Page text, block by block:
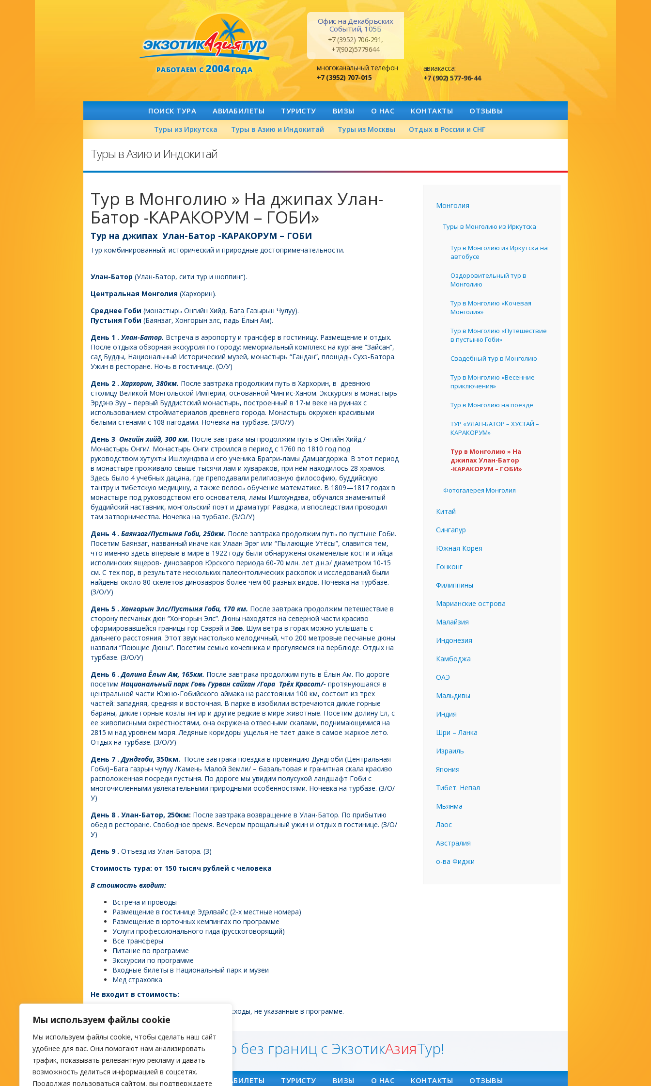
Мы используем файлы cookie
Мы используем файлы cookie, чтобы сделать наш сайт
удобнее для вас. Они помогают нам анализировать
трафик, показывать релевантную рекламу и давать
возможность делиться информацией в соцсетях.
Продолжая пользоваться сайтом, вы подтверждаете
РАБОТАЕМ С2004ГОДА
Офис на Декабрьских
Событий, 105Б
+7 (3952) 706-291,
+7(902)5779644
многоканальный телефон
+7 (3952) 707-015
авиакасса:
+7 (902) 577-96-44
ПОИСК ТУРА АВИАБИЛЕТЫ ТУРИСТУ ВИЗЫ О НАС КОНТАКТЫ ОТЗЫВЫ
Туры из Иркутска Туры в Азию и Индокитай Туры из Москвы Отдых в России и СНГ
Туры в Азию и Индокитай
Тур в Монголию » На джипах Улан-
Батор -КАРАКОРУМ – ГОБИ»
Тур на джипах Улан-Батор -КАРАКОРУМ – ГОБИ
Тур комбинированный: исторический и природные достопримечательности.
Улан-Батор (Улан-Батор, сити тур и шоппинг).
Центральная Монголия (Хархорин).
Среднее Гоби (монастырь Онгийн Хийд, Бага Газырын Чулуу).
Пустыня Гоби (Баянзаг, Хонгорын элс, падь Ёлын Ам).
День 1 . Улан-Батор. Встреча в аэропорту и трансфер в гостиницу. Размещение и отдых.
После отдыха обзорная экскурсия по городу: мемориальный комплекс на кургане “Зайсан”,
сад Будды, Национальный Исторический музей, монастырь “Гандан”, площадь Сухэ-Батора.
Ужин в ресторане. Ночь в гостинице. (О/У)
День 2 .Хархорин, 380км. После завтрака продолжим путь в Хархорин, в древнюю
столицу Великой Монгольской Империи, основанной Чингис-Ханом. Экскурсия в монастырь
Эрдэнэ Зуу – первый Буддистский монастырь, построенный в 17-м веке на руинах с
использованием стройматериалов древнего города. Монастырь окружен красивыми
белыми стенами с 108 пагодами. Ночевка на турбазе. (З/О/У)
День 3 Онгийн хийд, 300 км. После завтрака мы продолжим путь в Онгийн Хийд /
Монастырь Онги/. Монастырь Онги строился в период с 1760 по 1810 год под
руководством хутухты Ишлхундэва и его ученика Брагри-ламы Дамцагдоржа. В этот период
в монастыре проживало свыше тысячи лам и хувараков, при нём находилось 28 храмов.
Здесь было 4 учебных дацана, где преподавали религиозную философию, буддийскую
тантру и тибетскую медицину, а также велось обучение математике. В 1809—1817 годах в
монастыре под руководством его основателя, ламы Ишлхундэва, обучался знаменитый
буддийский наставник, монгольский поэт и драматург Равджа, и впоследствии проводил
там затворничества. Ночевка на турбазе. (З/О/У)
День 4 . Баянзаг/Пустыня Гоби, 250км. После завтрака продолжим путь по пустыне Гоби.
Посетим Баянзаг, названный иначе как Улаан Эрэг или “Пылающие Утёсы”, славится тем,
что именно здесь впервые в мире в 1922 году были обнаружены окаменелые кости и яйца
исполинских ящеров- динозавров Юрского периода 60-70 млн. лет д.н.э/ диаметром 10-15
см. С тех пор, в результате нескольких палеонтолических раскопок и исследований были
найдены около 80 скелетов динозавров более чем 60 разных видов. Ночевка на турбазе.
(З/О/У)
День 5 .Хонгорын Элс/Пустыня Гоби, 170 км. После завтрака продолжим петешествие в
сторону песчаных дюн “Хонгорын Элс”. Дюны находятся на северной части красиво
сформировавшейся границы гор Сэврэй и Зөөлөн. Шум ветра в горах можно услышать с
дальнего расстояния. Этот звук настолько мелодичный, что 200 метровые песчаные дюны
назвали “Поющие Дюны”. Посетим семью кочевника и прогуляемся на верблюде. Отдых на
турбазе. (З/О/У)
День 6 . Долина Ёлын Ам, 165км. После завтрака продолжим путь в Ёлын Ам. По дороге
посетим Национальный парк Говь Гурван сайхан /Гора Трёх Красот/- протянуюшаяся в
центральной части Южно-Гобийского аймака на расстоянии 100 км, состоит из трех
частей: западняя, средняя и восточная. В парке в изобилии встречаются дикие горные
бараны, дикие горные козлы янгир и другие редкие в мире животные. Посетим долину Ел, с
ее живописными окрестностями, она окружена отвесными скалами, поднимающимися на
2815 м над уровнем моря. Ледяные коридоры ущелья не тает даже в самое жаркое лето.
Отдых на турбазе. (З/О/У)
День 7 .Дундгоби, 350км. После завтрака поездка в провинцию Дундгоби (Центральная
Гоби)–Бага газрын чулуу /Камень Малой Земли/ – базальтовая и гранитная скала красиво
расположенная посреди пустыня. По дороге мы увидим полусухой ландшафт Гоби с
многочисленными увлекательными природными особенностями. Ночевка на турбазе. (З/О/
У)
День 8 . Улан-Батор, 250км: После завтрака возвращение в Улан-Батор. По прибытию
обед в ресторане. Свободное время. Вечером прощальный ужин и отдых в гостинице. (З/О/
У)
День 9 . Отъезд из Улан-Батора. (З)
Стоимость тура: от 150 тысяч рублей с человека
В стоимость входит:
Встреча и проводы
Размещение в гостинице Эдэлвайс (2-х местные номера)
Размещение в юрточных кемпингах по программе
Услуги профессионального гида (русскоговорящий)
Все трансферы
Питание по программе
Экскурсии по программе
Входные билеты в Национальный парк и музеи
Мед страховка
Не входит в стоимость:
Все личные расходы, все прочие расходы, не указанные в программе.
Билет до/от Улан-Батора
Монголия
Туры в Монголию из Иркутска
Тур в Монголию из Иркутска на
автобусе
Оздоровительный тур в
Монголию
Тур в Монголию «Кочевая
Монголия»
Тур в Монголию «Путешествие
в пустыню Гоби»
Свадебный тур в Монголию
Тур в Монголию «Весенние
приключения»
Тур в Монголию на поезде
ТУР «УЛАН-БАТОР – ХУСТАЙ –
КАРАКОРУМ»
Тур в Монголию » На
джипах Улан-Батор
-КАРАКОРУМ – ГОБИ»
Фотогалерея Монголия
Китай
Сингапур
Южная Корея
Гонконг
Филиппины
Марианские острова
Малайзия
Индонезия
Камбоджа
ОАЭ
Мальдивы
Индия
Шри – Ланка
Израиль
Япония
Тибет. Непал
Мьянма
Лаос
Австралия
о-ва Фиджи
Мир без границ с ЭкзотикАзияТур!
ПОИСК ТУРА АВИАБИЛЕТЫ ТУРИСТУ ВИЗЫ О НАС КОНТАКТЫ ОТЗЫВЫ